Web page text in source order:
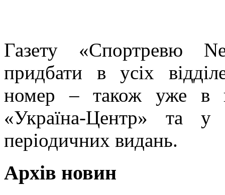
Газету «Спортревю
придбати в усіх
номер – також уже в
«Україна-Центр» та у
періодичних видань.
Архів новин